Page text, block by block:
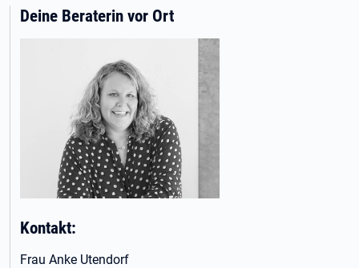
Deine Beraterin vor Ort
Kontakt:
Frau Anke Utendorf